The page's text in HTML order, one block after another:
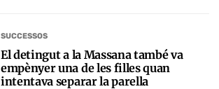
SUCCESSOS
El detingut a la Massana també va
empènyer una de les filles quan
intentava separar la parella